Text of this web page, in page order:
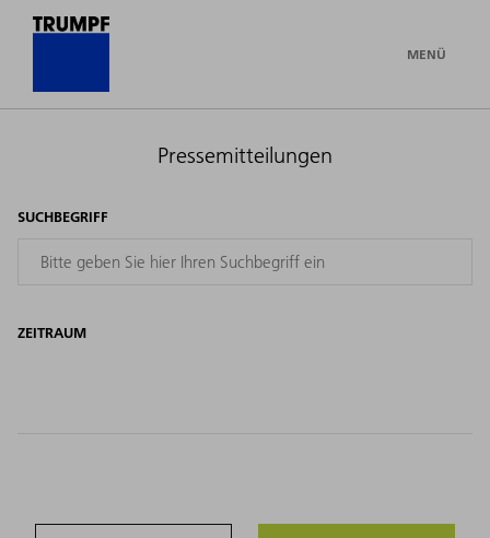
MENÜ
Pressemitteilungen
SUCHBEGRIFF
ZEITRAUM